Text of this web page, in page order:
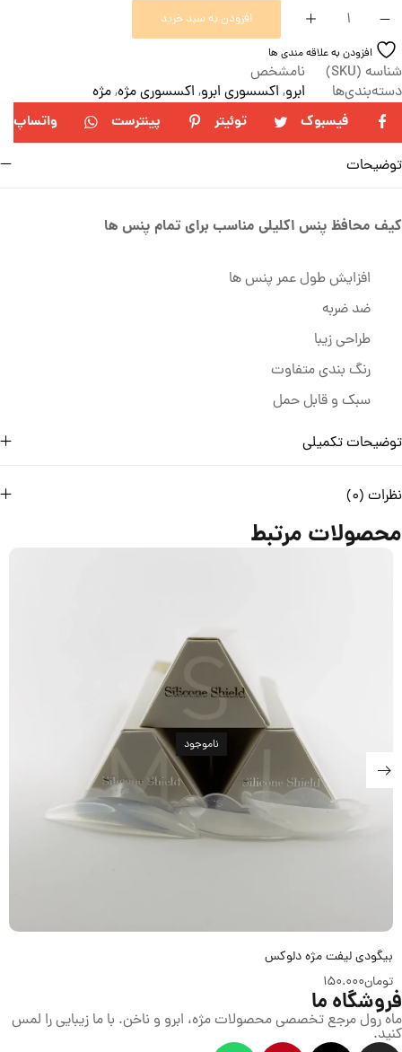
افزودن به سبد خرید
افزودن به علاقه مندی ها
شناسه (SKU)
نامشخص
دسته‌بندی‌ها
ابرو, اکسسوری ابرو, اکسسوری مژه,مژه
فیسبوک
توئیتر پینترست واتساپ
توضیحات
کیف محافظ پنس اکلیلی مناسب برای تمام پنس ها
افزایش طول عمر پنس ها
ضد ضربه
طراحی زیبا
رنگ بندی متفاوت
سبک و قابل حمل
توضیحات تکمیلی
نظرات (0)
محصولات مرتبط
ناموجود
بیگودی لیفت مژه دلوکس
تومان150.000
فروشگاه ما
ماه رول مرجع تخصصی محصولات مژه، ابرو و ناخن. با ما زیبایی را لمس
کنید.